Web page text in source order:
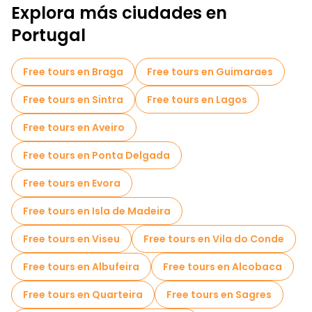
Tours de Pub Crawl en Lisboa
Tours autoguiados en Lisboa
Juegos de escape en Lisboa
Tours fotográficos en Lisboa
Tickets de entrada en Lisboa
Cruceros en Lisboa
Free Tour Leyendas y Misterios de Lisboa
Museos en Lisboa
Free tour por el casco antiguo en Lisboa
Tours mercados en Lisboa
Tours de degustación locales en Lisboa
Explora más ciudades en
Portugal
Free tours en Braga
Free tours en Guimaraes
Free tours en Sintra
Free tours en Lagos
Free tours en Aveiro
Free tours en Ponta Delgada
Free tours en Evora
Free tours en Isla de Madeira
Free tours en Viseu
Free tours en Vila do Conde
Free tours en Albufeira
Free tours en Alcobaca
Free tours en Quarteira
Free tours en Sagres